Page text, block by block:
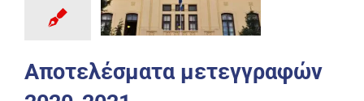
Αποτελέσματα μετεγγραφών